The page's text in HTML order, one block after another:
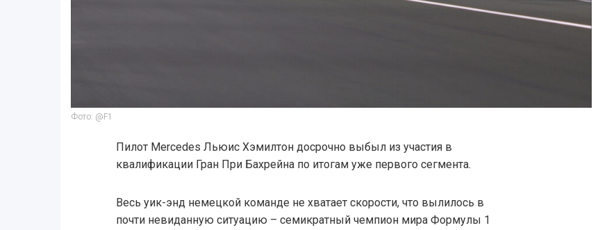
Фото: @F1
Пилот Mercedes Льюис Хэмилтон досрочно выбыл из участия в
квалификации Гран При Бахрейна по итогам уже первого сегмента.
Весь уик-энд немецкой команде не хватает скорости, что вылилось в
почти невиданную ситуацию – семикратный чемпион мира Формулы 1